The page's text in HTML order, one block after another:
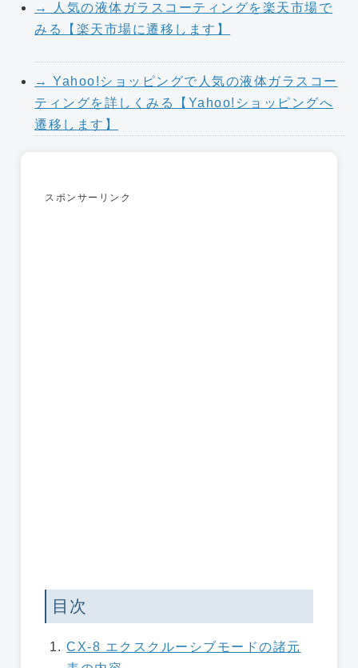
→ 人気の液体ガラスコーティングを楽天市場で
みる【楽天市場に遷移します】
→ Yahoo!ショッピングで人気の液体ガラスコー
ティングを詳しくみる【Yahoo!ショッピングへ
遷移します】
スポンサーリンク
目次
CX-8 エクスクルーシブモードの諸元